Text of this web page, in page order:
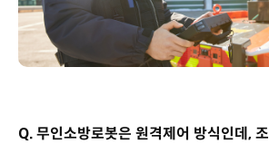
Q. 무인소방로봇은 원격제어 방식인데,